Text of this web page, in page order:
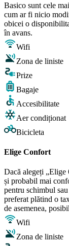
Basico sunt cele
cum ar fi nicio
obicei o
în avans.
Wifi
Zona de liniste
Prize
Bagaje
Accesibilitate
Aer condiționat
Bicicleta
Elige Confort
Dacă alegeți
și probabil mai
pentru schimbul
preferat plătind o
de asemenea,
Wifi
Zona de liniste